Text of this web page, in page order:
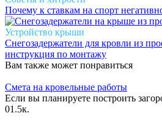
Почему к ставкам на спорт
Устройство крыши
Снегозадержатели для кровли из
инструкция по монтажу
Вам также может понравиться
Смета на кровельные работы
Если вы планируете построить
01.5к.